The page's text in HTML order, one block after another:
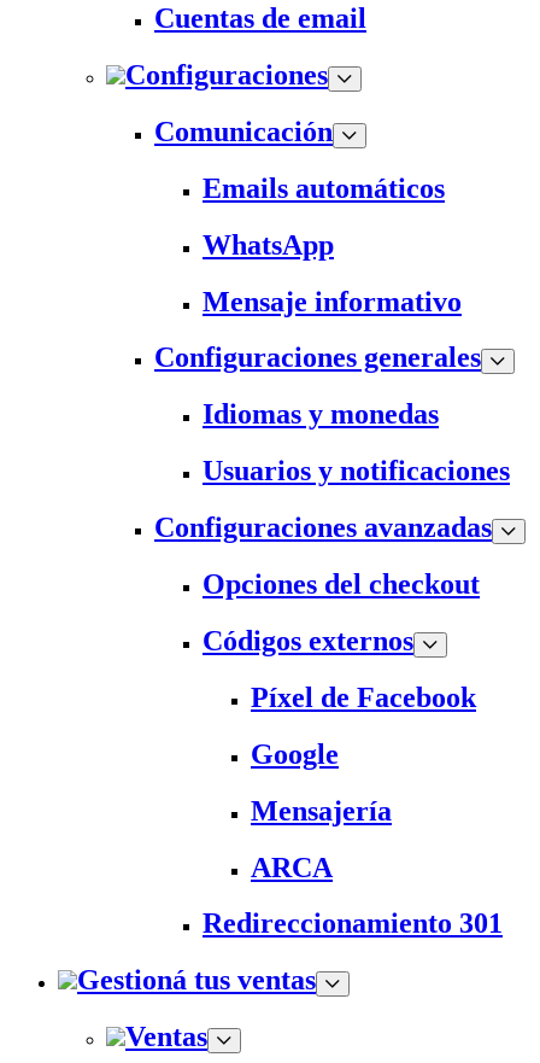
Cuentas de email
Configuraciones
Comunicación
Emails automáticos
WhatsApp
Mensaje informativo
Configuraciones generales
Idiomas y monedas
Usuarios y notificaciones
Configuraciones avanzadas
Opciones del checkout
Códigos externos
Píxel de Facebook
Google
Mensajería
ARCA
Redireccionamiento 301
Gestioná tus ventas
Ventas